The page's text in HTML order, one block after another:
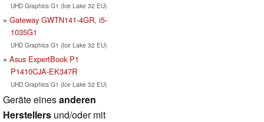
UHD Graphics G1 (Ice Lake 32 EU)
Gateway GWTN141-4GR, i5-
1035G1
UHD Graphics G1 (Ice Lake 32 EU)
Asus ExpertBook P1
P1410CJA-EK347R
UHD Graphics G1 (Ice Lake 32 EU)
Geräte einesanderen
Herstellers und/oder mit